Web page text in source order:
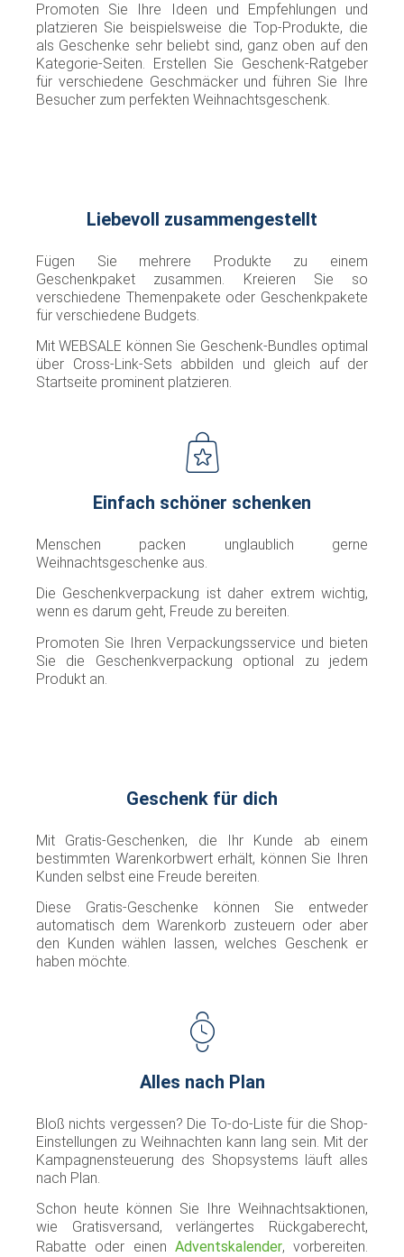
Promoten Sie Ihre Ideen und Empfehlungen und
platzieren Sie beispielsweise die Top-Produkte, die
als Geschenke sehr beliebt sind, ganz oben auf den
Kategorie-Seiten. Erstellen Sie Geschenk-Ratgeber
für verschiedene Geschmäcker und führen Sie Ihre
Besucher zum perfekten Weihnachtsgeschenk.
Liebevoll zusammengestellt
Fügen Sie mehrere Produkte zu einem
Geschenkpaket zusammen. Kreieren Sie so
verschiedene Themenpakete oder Geschenkpakete
für verschiedene Budgets.
Mit WEBSALE können Sie Geschenk-Bundles optimal
über Cross-Link-Sets abbilden und gleich auf der
Startseite prominent platzieren.
Einfach schöner schenken
Menschen packen unglaublich gerne
Weihnachtsgeschenke aus.
Die Geschenkverpackung ist daher extrem wichtig,
wenn es darum geht, Freude zu bereiten.
Promoten Sie Ihren Verpackungsservice und bieten
Sie die Geschenkverpackung optional zu jedem
Produkt an.
Geschenk für dich
Mit Gratis-Geschenken, die Ihr Kunde ab einem
bestimmten Warenkorbwert erhält, können Sie Ihren
Kunden selbst eine Freude bereiten.
Diese Gratis-Geschenke können Sie entweder
automatisch dem Warenkorb zusteuern oder aber
den Kunden wählen lassen, welches Geschenk er
haben möchte.
Alles nach Plan
Bloß nichts vergessen? Die To-do-Liste für die Shop-
Einstellungen zu Weihnachten kann lang sein. Mit der
Kampagnensteuerung des Shopsystems läuft alles
nach Plan.
Schon heute können Sie Ihre Weihnachtsaktionen,
wie Gratisversand, verlängertes Rückgaberecht,
Rabatte oder einen Adventskalender, vorbereiten.